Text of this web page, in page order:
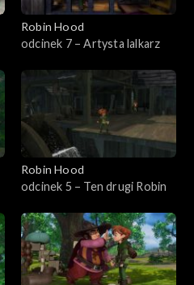
Robin Hood
odcinek 7 – Artysta lalkarz
Robin Hood
odcinek 5 – Ten drugi Robin